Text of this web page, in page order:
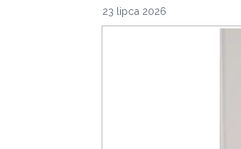
23 lipca 2026